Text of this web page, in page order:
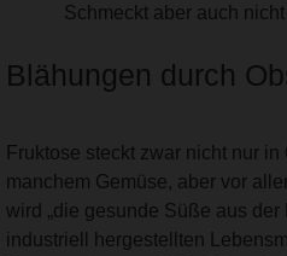
Schmeckt aber auch
Blähungen durch
Fruktose steckt zwar nicht nur
manchem Gemüse, aber vor
wird „die gesunde Süße aus der
industriell hergestellten